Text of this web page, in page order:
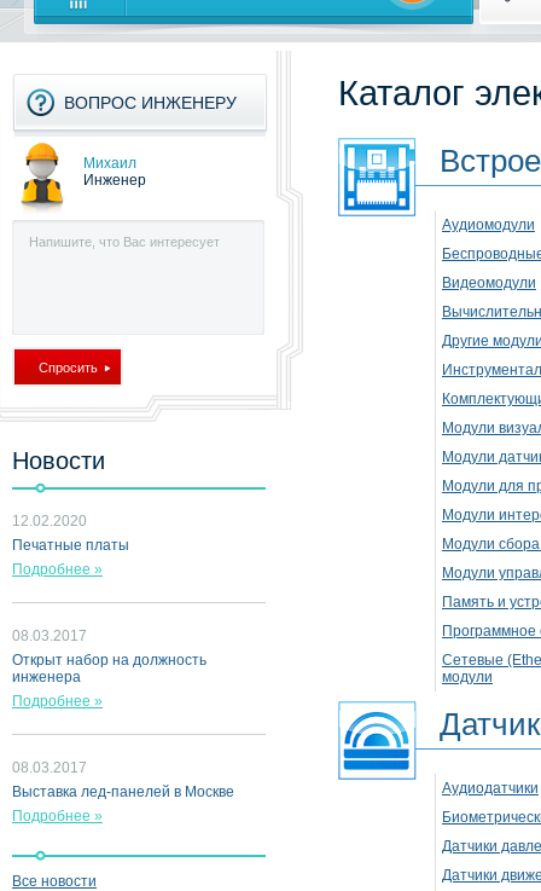
ВОПРОС ИНЖЕНЕРУ
Михаил
Инженер
Новости
12.02.2020
Печатные платы
Подробнее »
08.03.2017
Открыт набор на должность
инженера
Подробнее »
08.03.2017
Выставка лед-панелей в Москве
Подробнее »
Все новости
Каталог
Аудиомодули
Видеомодули
Другие
Модули
Модули
Модули для
Модули
Модули сбора
Модули
Память и
Программное
Сетевые
модули
Аудиодатчики
Датчики
Датчики